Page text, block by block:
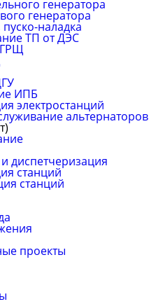
генератора
генератора
наладка
ТП от ДЭС
ИПБ
электростанций
альтернаторов
диспетчеризация
станций
станций
проекты